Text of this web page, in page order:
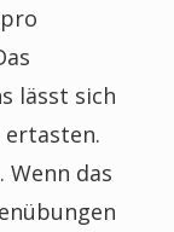
lässt sich
ertasten.
Wenn das